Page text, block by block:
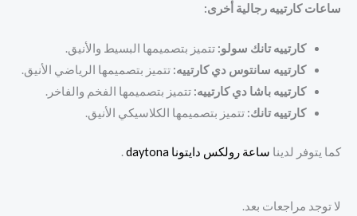
ساعات كارتييه رجالية أخرى:
كارتييه تانك سولو: تتميز بتصميمها البسيط والأنيق.
كارتييه سانتوس دي كارتييه: تتميز بتصميمها الرياضي الأنيق.
كارتييه باشا دي كارتييه: تتميز بتصميمها الفخم والفاخر.
كارتييه تانك: تتميز بتصميمها الكلاسيكي الأنيق.
كما يتوفر لدينا ساعة رولكس دايتونا daytona .
لا توجد مراجعات بعد.